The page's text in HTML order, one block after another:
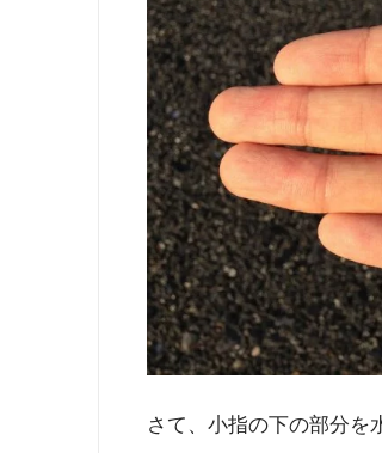
さて、小指の下の部分を